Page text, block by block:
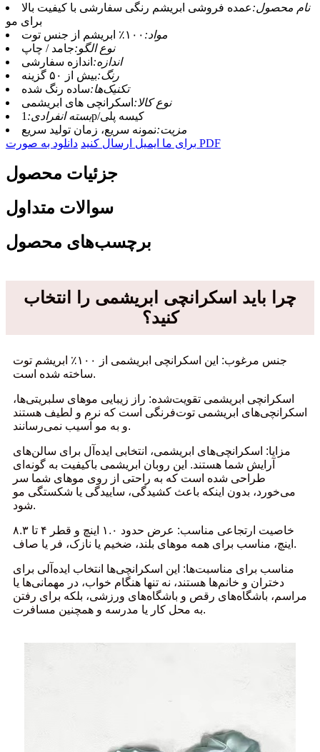
نام محصول:عمده فروشی ابریشم رنگی سفارشی با کیفیت بالا
برای مو
مواد: ۱۰۰٪ ابریشم از جنس توت
نوع الگو:جامد / چاپ
اندازه: اندازه سفارشی
رنگ:بیش از ۵۰ گزینه
تکنیک‌ها:ساده رنگ شده
نوع کالا: اسکرانچی های ابریشمی
بسته انفرادی:
1p/کیسه پلی
مزیت:نمونه سریع، زمان تولید سریع
برای ما ایمیل ارسال کنید دانلود به صورت PDF
جزئیات محصول
سوالات متداول
برچسب‌های محصول
چرا باید اسکرانچی ابریشمی را انتخاب
کنید؟
جنس مرغوب: این اسکرانچی ابریشمی از ۱۰۰٪ ابریشم توت
ساخته شده است.
اسکرانچی ابریشمی تقویت‌شده: راز زیبایی موهای سلبریتی‌ها،
اسکرانچی‌های ابریشمی توت‌فرنگی است که نرم و لطیف هستند
و به مو آسیب نمی‌رسانند.
مزایا: اسکرانچی‌های ابریشمی، انتخابی ایده‌آل برای سالن‌های
آرایش شما هستند. این روبان ابریشمی باکیفیت به گونه‌ای
طراحی شده است که به راحتی از روی موهای شما سر
می‌خورد، بدون اینکه باعث کشیدگی، ساییدگی یا شکستگی مو
شود.
خاصیت ارتجاعی مناسب: عرض حدود ۱.۰ اینچ و قطر ۴ تا ۸.۳
اینچ، مناسب برای همه موهای بلند، ضخیم یا نازک، فر یا صاف.
مناسب برای مناسبت‌ها: این اسکرانچی‌ها انتخاب ایده‌آلی برای
دختران و خانم‌ها هستند، نه تنها هنگام خواب، در مهمانی‌ها یا
مراسم، باشگاه‌های رقص و باشگاه‌های ورزشی، بلکه برای رفتن
به محل کار یا مدرسه و همچنین مسافرت.